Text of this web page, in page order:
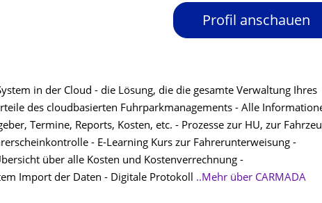
Profil anschauen
in der Cloud - die Lösung, die die gesamte Verwaltung Ihres
des cloudbasierten Fuhrparkmanagements - Alle
Termine, Reports, Kosten, etc. - Prozesse zur HU, zur
- E-Learning Kurs zur Fahrerunterweisung -
über alle Kosten und Kostenverrechnung -
Import der Daten - Digitale Protokoll ..Mehr über CARMADA